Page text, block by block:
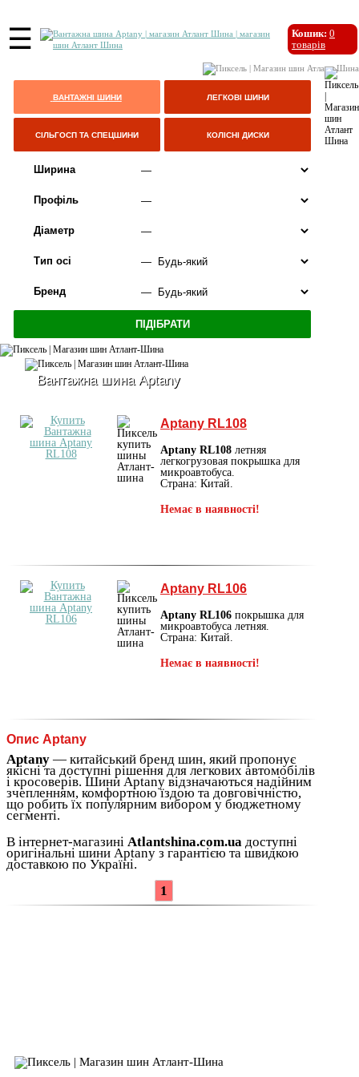
☰ Кошик: 0
товарів
ВАНТАЖНІ ШИНИ ЛЕГКОВІ ШИНИ
СІЛЬГОСП ТА СПЕЦШИНИ КОЛІСНІ ДИСКИ
Ширина
Профіль
Діаметр
Тип осі
Бренд
Вантажна шина Aptany
Aptany RL108
Aptany RL108 летняя
легкогрузовая покрышка для
микроавтобуса.
Страна: Китай.
Немає в наявності!
Aptany RL106
Aptany RL106 покрышка для
микроавтобуса летняя.
Страна: Китай.
Немає в наявності!
Опис Aptany
Aptany — китайський бренд шин, який пропонує
якісні та доступні рішення для легкових автомобілів
і кросоверів. Шини Aptany відзначаються надійним
зчепленням, комфортною їздою та довговічністю,
що робить їх популярним вибором у бюджетному
сегменті.
В інтернет-магазині Atlantshina.com.ua доступні
оригінальні шини Aptany з гарантією та швидкою
доставкою по Україні.
1